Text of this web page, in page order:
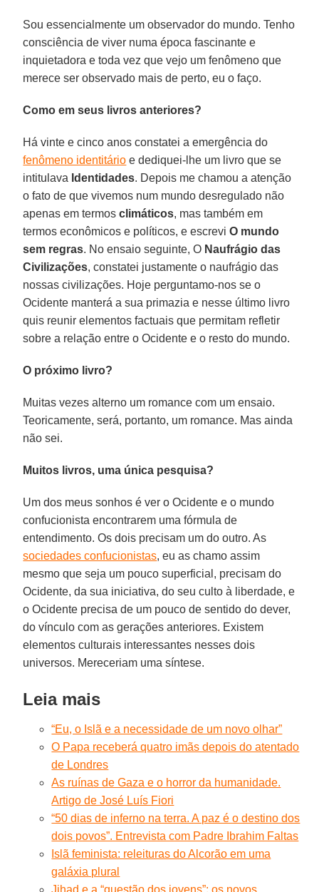
Sou essencialmente um observador do mundo. Tenho
consciência de viver numa época fascinante e
inquietadora e toda vez que vejo um fenômeno que
merece ser observado mais de perto, eu o faço.
Como em seus livros anteriores?
Há vinte e cinco anos constatei a emergência do
fenômeno identitário e dediquei-lhe um livro que se
intitulava Identidades. Depois me chamou a atenção
o fato de que vivemos num mundo desregulado não
apenas em termosclimáticos, mas também em
termos econômicos e políticos, e escreviO mundo
sem regras. No ensaio seguinte, O Naufrágio das
Civilizações, constatei justamente o naufrágio das
nossas civilizações. Hoje perguntamo-nos se o
Ocidente manterá a sua primazia e nesse último livro
quis reunir elementos factuais que permitam refletir
sobre a relação entre o Ocidente e o resto do mundo.
O próximo livro?
Muitas vezes alterno um romance com um ensaio.
Teoricamente, será, portanto, um romance. Mas ainda
não sei.
Muitos livros, uma única pesquisa?
Um dos meus sonhos é ver o Ocidente e o mundo
confucionista encontrarem uma fórmula de
entendimento. Os dois precisam um do outro. As
sociedades confucionistas, eu as chamo assim
mesmo que seja um pouco superficial, precisam do
Ocidente, da sua iniciativa, do seu culto à liberdade, e
o Ocidente precisa de um pouco de sentido do dever,
do vínculo com as gerações anteriores. Existem
elementos culturais interessantes nesses dois
universos. Mereceriam uma síntese.
Leia mais
“Eu, o Islã e a necessidade de um novo olhar”
O Papa receberá quatro imãs depois do atentado
de Londres
As ruínas de Gaza e o horror da humanidade.
Artigo de José Luís Fiori
“50 dias de inferno na terra. A paz é o destino dos
dois povos”. Entrevista com Padre Ibrahim Faltas
Islã feminista: releituras do Alcorão em uma
galáxia plural
Jihad e a “questão dos jovens”: os novos